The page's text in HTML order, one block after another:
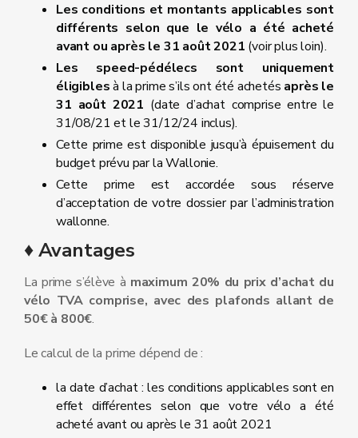
Les conditions et montants applicables sont
différents selon que le vélo a été acheté
avant ou après le 31 août 2021 (voir plus loin).
Les speed-pédélecs sont uniquement
éligiblesà la prime s’ils ont été achetés après le
31 août 2021 (date d’achat comprise entre le
31/08/21 et le 31/12/24 inclus).
Cette prime est disponible jusqu’à épuisement du
budget prévu par la Wallonie.
Cette prime est accordée sous réserve
d’acceptation de votre dossier par l’administration
wallonne.
♦ Avantages
La prime s’élève à maximum 20% du prix d’achat du
vélo TVA comprise, avec des plafonds allant de
50€ à 800€.
Le calcul de la prime dépend de :
la date d’achat : les conditions applicables sont en
effet différentes selon que votre vélo a été
acheté avant ou après le 31 août 2021